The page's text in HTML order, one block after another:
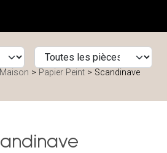
Maison > Papier Peint > Scandinave